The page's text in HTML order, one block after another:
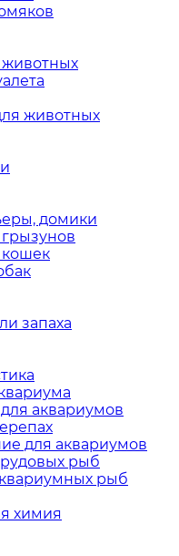
животных
животных
домики
запаха
аквариумов
для аквариумов
рыб
рыб
химия